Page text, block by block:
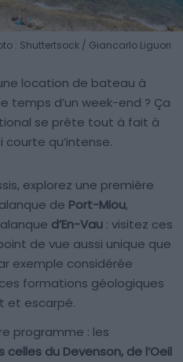
: Shuttertsock / Giancarlo Liguori
location de bateau à
temps d’un week-end ? Ça
se prête tout à fait à
courte qu’intense.
explorez une première
de Port-Miou,
d’En-Vau : visitez ces
de vue aussi unique que
exemple considérée
formations géologiques
et escarpé.
programme : les
celles du Devenson, de l’Oeil